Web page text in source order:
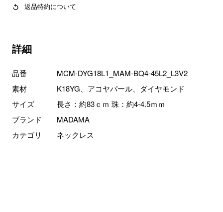
返品特約について
詳細
品番
MCM-DYG18L1_MAM-BQ4-45L2_L3V2
素材
K18YG、アコヤパール、ダイヤモンド
サイズ
長さ：約83ｃｍ 珠：約4-4.5ｍｍ
ブランド
MADAMA
カテゴリ
ネックレス